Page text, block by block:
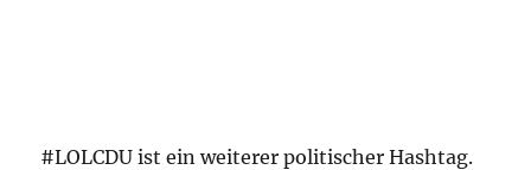
#LOLCDU ist ein weiterer politischer Hashtag.